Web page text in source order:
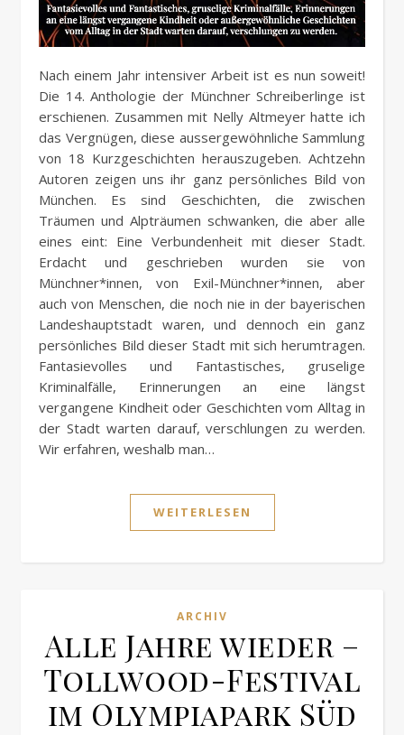
Nach einem Jahr intensiver Arbeit ist es nun soweit!
Die 14. Anthologie der Münchner Schreiberlinge ist
erschienen. Zusammen mit Nelly Altmeyer hatte ich
das Vergnügen, diese aussergewöhnliche Sammlung
von 18 Kurzgeschichten herauszugeben. Achtzehn
Autoren zeigen uns ihr ganz persönliches Bild von
München. Es sind Geschichten, die zwischen
Träumen und Alpträumen schwanken, die aber alle
eines eint: Eine Verbundenheit mit dieser Stadt.
Erdacht und geschrieben wurden sie von
Münchner*innen, von Exil-Münchner*innen, aber
auch von Menschen, die noch nie in der bayerischen
Landeshauptstadt waren, und dennoch ein ganz
persönliches Bild dieser Stadt mit sich herumtragen.
Fantasievolles und Fantastisches, gruselige
Kriminalfälle, Erinnerungen an eine längst
vergangene Kindheit oder Geschichten vom Alltag in
der Stadt warten darauf, verschlungen zu werden.
Wir erfahren, weshalb man…
WEITERLESEN
ARCHIV
Alle Jahre wieder –
Tollwood-Festival
im Olympiapark Süd